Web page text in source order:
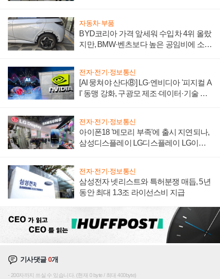
자동차·부품
BYD코리아 가격 앞세워 수입차 4위 올랐
지만, BMW·벤츠보다 높은 공임비에 소비
전자·전기·정보통신
[AI 뭉쳐야 산다⑧] LG·엔비디아 '피지컬 A
I' 동맹 강화, 구광모 제조·데이터·기술 결
전자·전기·정보통신
아이폰18 '메모리 부족'에 출시 지연되나,
삼성디스플레이 LG디스플레이 LG이노
전자·전기·정보통신
삼성전자 넷리스트와 특허분쟁 매듭, 5년
동안 최대 1.3조 라이선스비 지급
기사댓글0개
200자까지 쓰실 수 있습니다. (현재 0 byte / 최대 400byte)